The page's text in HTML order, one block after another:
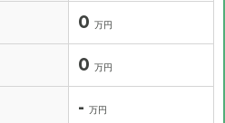
0 万円
0 万円
- 万円